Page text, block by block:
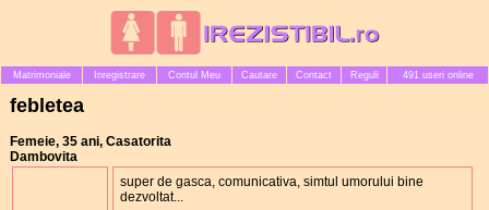
Matrimoniale Inregistrare Contul Meu Cautare Contact Reguli 491 useri online
febletea
Femeie, 35 ani, Casatorita
Dambovita
super de gasca, comunicativa, simtul umorului bine
dezvoltat...